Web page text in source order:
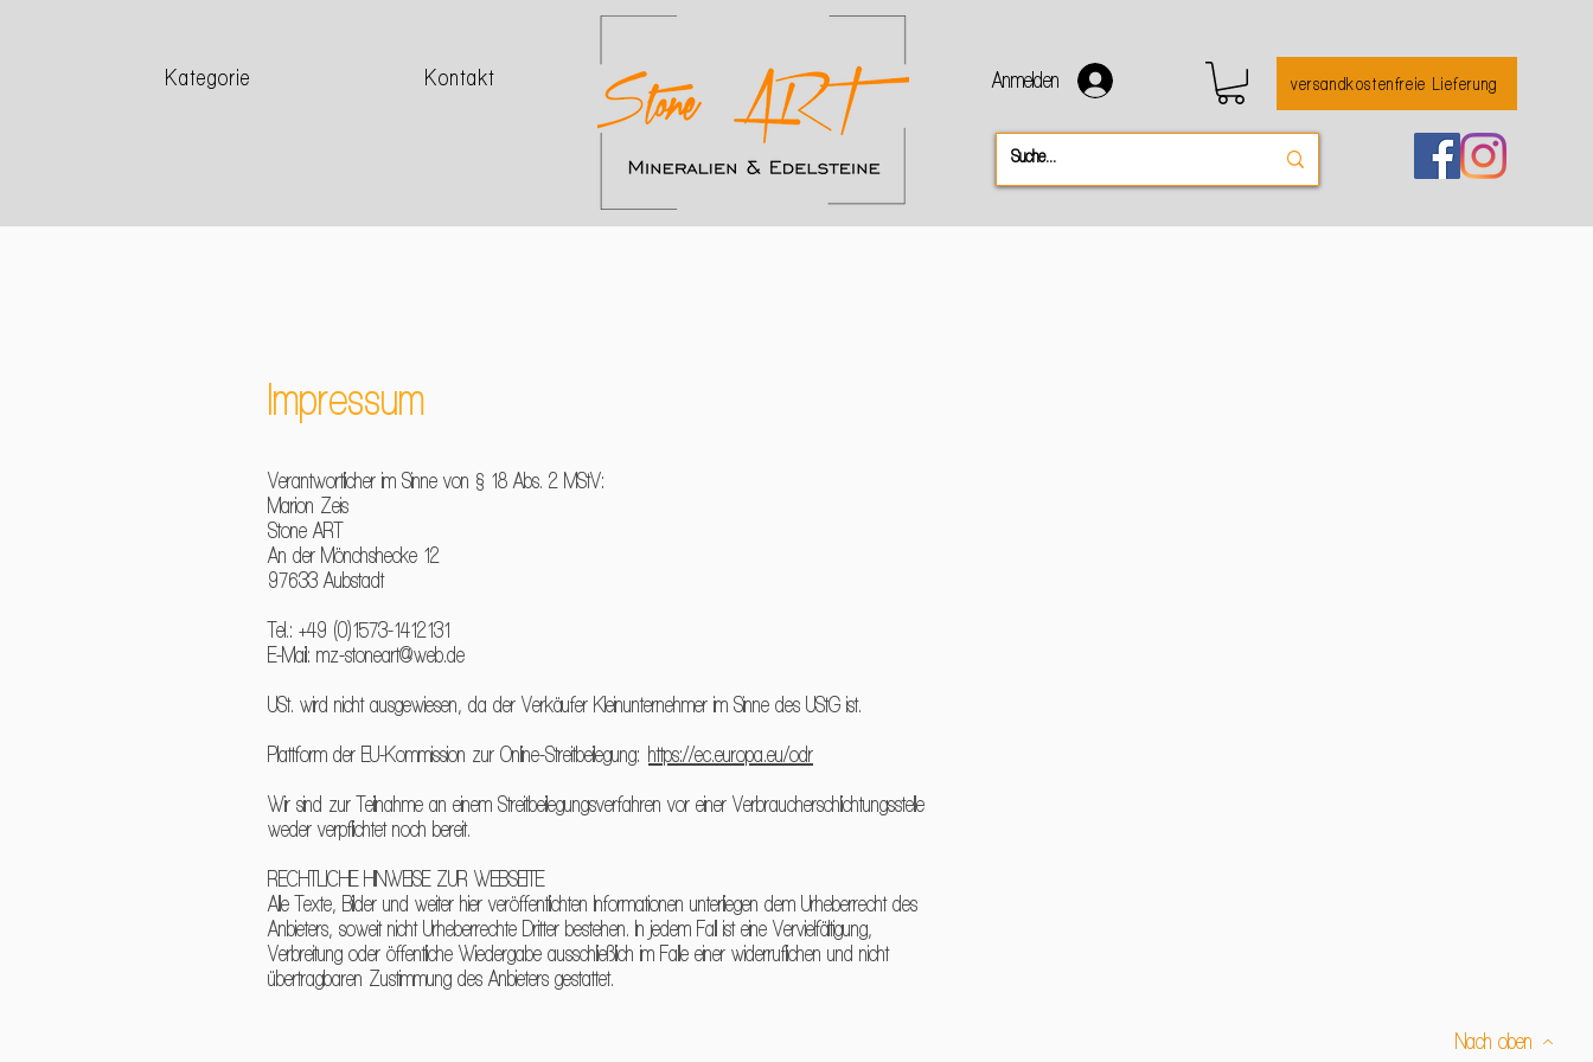
Anmelden versandkostenfreie Lieferung
Kategorie Kontakt
Impressum
Verantwortlicher im Sinne von § 18 Abs. 2 MStV:
Marion Zeis
Stone ART
An der Mönchshecke 12
97633 Aubstadt
Tel.: +49 (0)1573-1412131
E-Mail: mz-stoneart@web.de
USt. wird nicht ausgewiesen, da der Verkäufer Kleinunternehmer im Sinne des UStG ist.
Plattform der EU-Kommission zur Online-Streitbeilegung: https://ec.europa.eu/odr
Wir sind zur Teilnahme an einem Streitbeilegungsverfahren vor einer Verbraucherschlichtungsstelle
weder verpflichtet noch bereit.
RECHTLICHE HINWEISE ZUR WEBSEITE
Alle Texte, Bilder und weiter hier veröffentlichten Informationen unterliegen dem Urheberrecht des
Anbieters, soweit nicht Urheberrechte Dritter bestehen. In jedem Fall ist eine Vervielfältigung,
Verbreitung oder öffentliche Wiedergabe ausschließlich im Falle einer widerruflichen und nicht
übertragbaren Zustimmung des Anbieters gestattet.
Nach oben